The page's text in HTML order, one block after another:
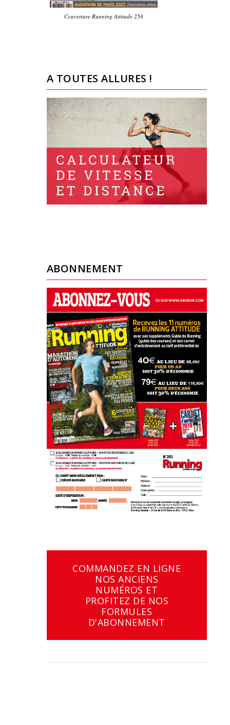
Couverture Running Attitude 258
A TOUTES ALLURES !
ABONNEMENT
COMMANDEZ EN LIGNE
NOS ANCIENS
NUMÉROS ET
PROFITEZ DE NOS
FORMULES
D'ABONNEMENT